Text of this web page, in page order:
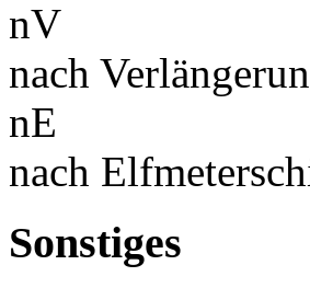
nV
nach
nE
nach
Sonstiges